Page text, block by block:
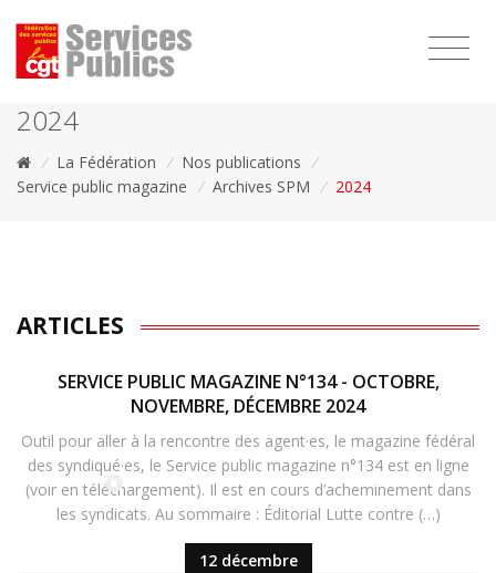
2024
/ La Fédération / Nos publications /
Service public magazine / Archives SPM / 2024
ARTICLES
12 décembre
SERVICE PUBLIC MAGAZINE N°134 - OCTOBRE,
NOVEMBRE, DÉCEMBRE 2024
Outil pour aller à la rencontre des agent·es, le magazine fédéral
des syndiqué·es, le Service public magazine n°134 est en ligne
(voir en téléchargement). Il est en cours d’acheminement dans
les syndicats. Au sommaire : Éditorial Lutte contre (…)